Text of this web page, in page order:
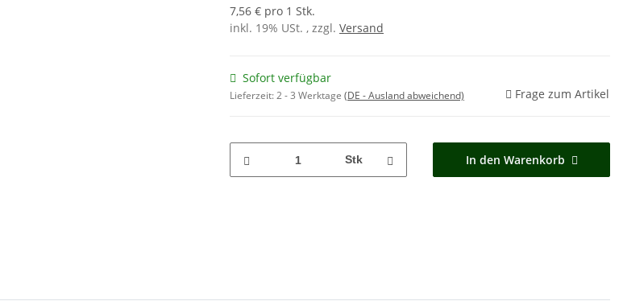
7,56 € pro 1 Stk.
inkl. 19% USt. , zzgl. Versand
Sofort verfügbar
Lieferzeit:2 - 3 Werktage (DE - Ausland abweichend) Frage zum Artikel
Stk In den Warenkorb